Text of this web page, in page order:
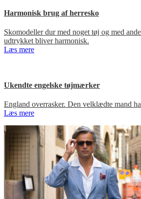
Harmonisk brug af herresko
Skomodeller dur med noget tøj og med
udtrykket bliver harmonisk.
Læs mere
Ukendte engelske tøjmærker
England overrasker. Den velklædte mand
Læs mere